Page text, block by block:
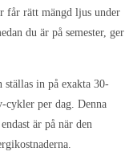
får rätt mängd ljus under
du är på semester, ger
in på exakta 30-
per dag. Denna
är på när den